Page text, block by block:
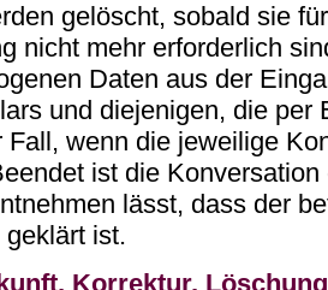
gelöscht, sobald sie
nicht mehr erforderlich
Daten aus der
und diejenigen, die per
Fall, wenn die jeweilige
ist die
lässt, dass der
ist.
Korrektur, Löschung